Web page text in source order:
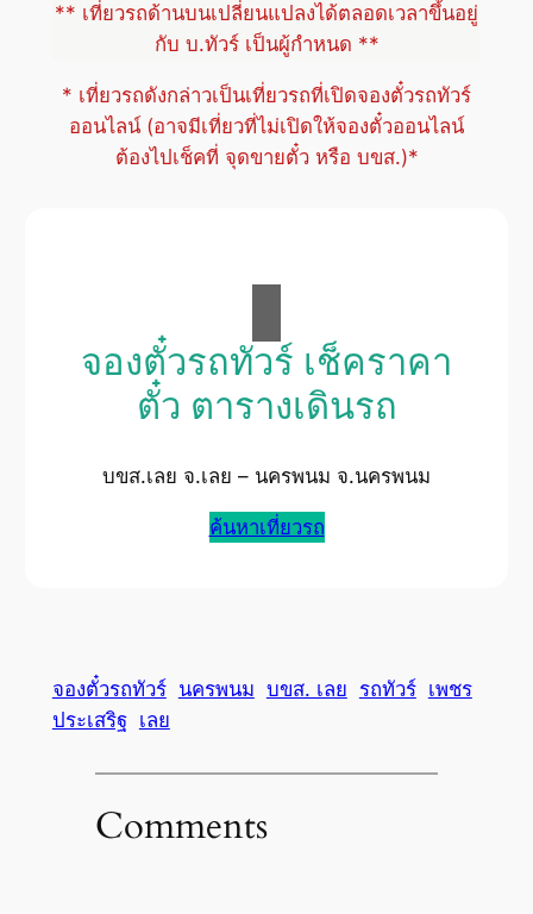
** เที่ยวรถด้านบนเปลี่ยนแปลงได้ตลอดเวลาขึ้นอยู่
กับ บ.ทัวร์ เป็นผู้กำหนด **
* เที่ยวรถดังกล่าวเป็นเที่ยวรถที่เปิดจองตั๋วรถทัวร์
ออนไลน์ (อาจมีเที่ยวที่ไม่เปิดให้จองตั๋วออนไลน์
ต้องไปเช็คที่ จุดขายตั๋ว หรือ บขส.)*
จองตั๋วรถทัวร์ เช็คราคา
ตั๋ว ตารางเดินรถ
บขส.เลย จ.เลย – นครพนม จ.นครพนม
ค้นหาเที่ยวรถ
จองตั๋วรถทัวร์ นครพนม บขส. เลย รถทัวร์ เพชร
ประเสริฐ เลย
Comments